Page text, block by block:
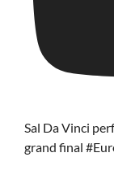
Sal Da Vinci
grand final